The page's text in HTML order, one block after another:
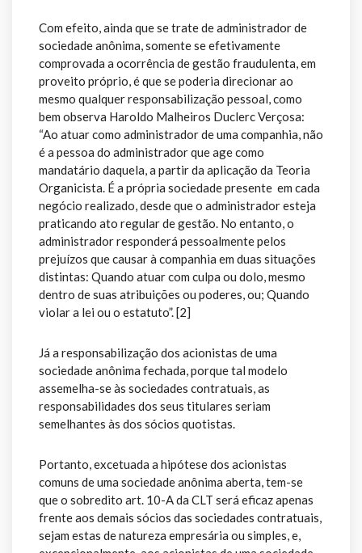
Com efeito, ainda que se trate de administrador de
sociedade anônima, somente se efetivamente
comprovada a ocorrência de gestão fraudulenta, em
proveito próprio, é que se poderia direcionar ao
mesmo qualquer responsabilização pessoal, como
bem observa Haroldo Malheiros Duclerc Verçosa:
“Ao atuar como administrador de uma companhia, não
é a pessoa do administrador que age como
mandatário daquela, a partir da aplicação da Teoria
Organicista. É a própria sociedade presente em cada
negócio realizado, desde que o administrador esteja
praticando ato regular de gestão. No entanto, o
administrador responderá pessoalmente pelos
prejuízos que causar à companhia em duas situações
distintas: Quando atuar com culpa ou dolo, mesmo
dentro de suas atribuições ou poderes, ou; Quando
violar a lei ou o estatuto”. [2]
Já a responsabilização dos acionistas de uma
sociedade anônima fechada, porque tal modelo
assemelha-se às sociedades contratuais, as
responsabilidades dos seus titulares seriam
semelhantes às dos sócios quotistas.
Portanto, excetuada a hipótese dos acionistas
comuns de uma sociedade anônima aberta, tem-se
que o sobredito art. 10-A da CLT será eficaz apenas
frente aos demais sócios das sociedades contratuais,
sejam estas de natureza empresária ou simples, e,